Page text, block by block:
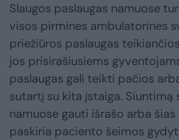
Slaugos paslaugas namuose
visos pirmines ambulatorines
priežiūros paslaugas
jos prisirašiusiems
paslaugas gali teikti pačios
sutartį su kita įstaiga. Siuntimą
namuose gauti išrašo arba šias
paskiria paciento šeimos